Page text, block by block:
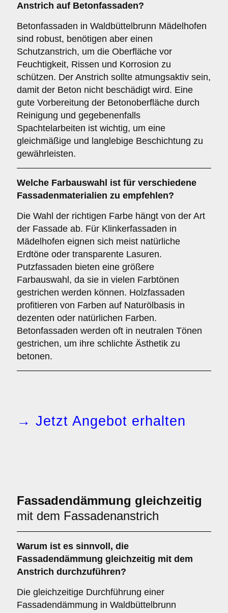
Anstrich auf Betonfassaden?
Betonfassaden in Waldbüttelbrunn Mädelhofen
sind robust, benötigen aber einen
Schutzanstrich, um die Oberfläche vor
Feuchtigkeit, Rissen und Korrosion zu
schützen. Der Anstrich sollte atmungsaktiv sein,
damit der Beton nicht beschädigt wird. Eine
gute Vorbereitung der Betonoberfläche durch
Reinigung und gegebenenfalls
Spachtelarbeiten ist wichtig, um eine
gleichmäßige und langlebige Beschichtung zu
gewährleisten.
Welche Farbauswahl ist für verschiedene
Fassadenmaterialien zu empfehlen?
Die Wahl der richtigen Farbe hängt von der Art
der Fassade ab. Für Klinkerfassaden in
Mädelhofen eignen sich meist natürliche
Erdtöne oder transparente Lasuren.
Putzfassaden bieten eine größere
Farbauswahl, da sie in vielen Farbtönen
gestrichen werden können. Holzfassaden
profitieren von Farben auf Naturölbasis in
dezenten oder natürlichen Farben.
Betonfassaden werden oft in neutralen Tönen
gestrichen, um ihre schlichte Ästhetik zu
betonen.
→ Jetzt Angebot erhalten
Fassadendämmung gleichzeitig
mit dem Fassadenanstrich
Warum ist es sinnvoll, die
Fassadendämmung gleichzeitig mit dem
Anstrich durchzuführen?
Die gleichzeitige Durchführung einer
Fassadendämmung in Waldbüttelbrunn